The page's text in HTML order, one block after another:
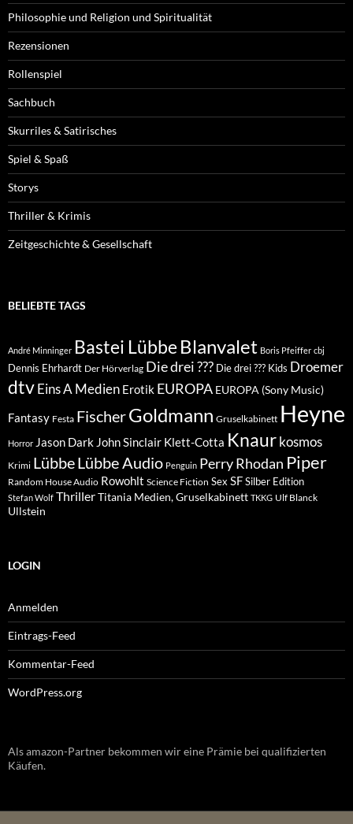
Philosophie und Religion und Spiritualität
Rezensionen
Rollenspiel
Sachbuch
Skurriles & Satirisches
Spiel & Spaß
Storys
Thriller & Krimis
Zeitgeschichte & Gesellschaft
BELIEBTE TAGS
André Minninger Bastei Lübbe Blanvalet Boris Pfeiffer cbj
Dennis Ehrhardt Der Hörverlag Die drei ??? Die drei ??? Kids Droemer
dtvEins A Medien Erotik EUROPA EUROPA (Sony Music)
Fantasy Festa FischerGoldmann Gruselkabinett Heyne
Horror Jason Dark John Sinclair Klett-Cotta Knaur kosmos
Krimi LübbeLübbe Audio Penguin Perry Rhodan Piper
Random House Audio Rowohlt Science Fiction Sex SFSilber Edition
Stefan Wolf ThrillerTitania Medien, Gruselkabinett TKKG Ulf Blanck
Ullstein
LOGIN
Anmelden
Eintrags-Feed
Kommentar-Feed
WordPress.org
Als amazon-Partner bekommen wir eine Prämie bei qualifizierten
Käufen.